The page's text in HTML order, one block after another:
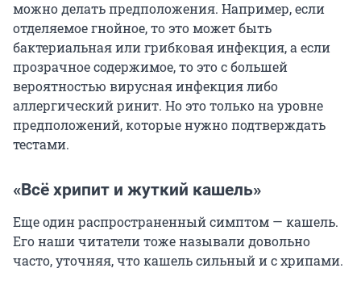
можно делать предположения. Например, если
отделяемое гнойное, то это может быть
бактериальная или грибковая инфекция, а если
прозрачное содержимое, то это с большей
вероятностью вирусная инфекция либо
аллергический ринит. Но это только на уровне
предположений, которые нужно подтверждать
тестами.
«Всё хрипит и жуткий кашель»
Еще один распространенный симптом — кашель.
Его наши читатели тоже называли довольно
часто, уточняя, что кашель сильный и с хрипами.